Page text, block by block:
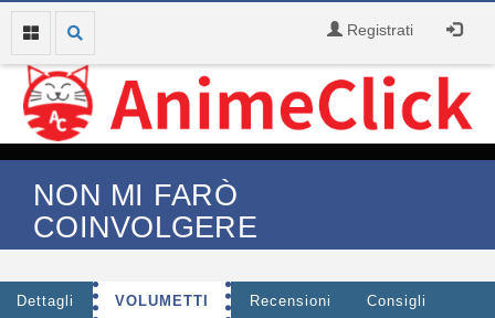
Registrati
NON MI FARÒ
COINVOLGERE
Dettagli VOLUMETTI Recensioni Consigli